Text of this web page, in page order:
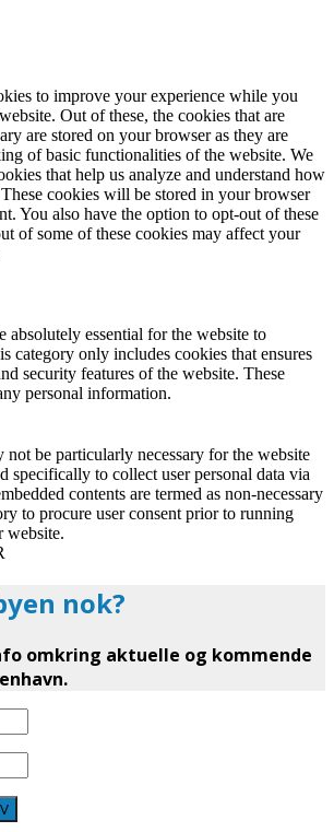
to improve your experience while you
Out of these, the cookies that are
are stored on your browser as they are
of basic functionalities of the website. We
that help us analyze and understand how
cookies will be stored in your browser
You also have the option to opt-out of these
of some of these cookies may affect your
absolutely essential for the website to
category only includes cookies that ensures
security features of the website. These
personal information.
not be particularly necessary for the website
specifically to collect user personal data via
contents are termed as non-necessary
to procure user consent prior to running
website.
nok?
omkring aktuelle og kommende